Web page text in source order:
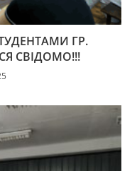
ГР.
СВІДОМО!!!